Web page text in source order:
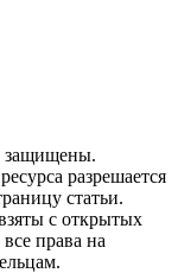
защищены.
разрешается
статьи.
с открытых
права на